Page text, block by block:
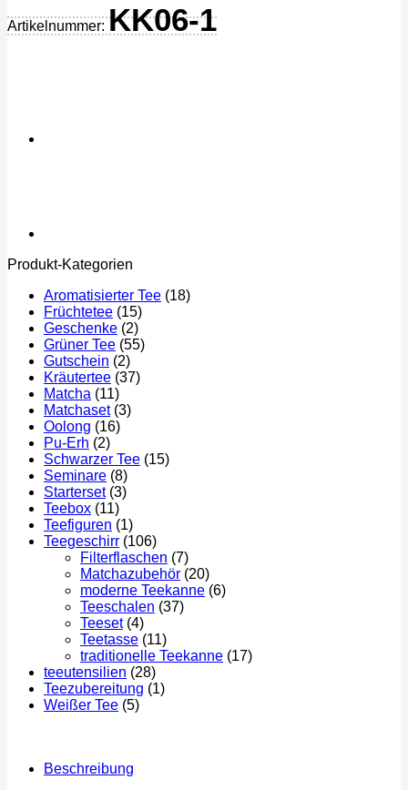
Artikelnummer: KK06-1
Produkt-Kategorien
Aromatisierter Tee (18)
Früchtetee (15)
Geschenke (2)
Grüner Tee (55)
Gutschein (2)
Kräutertee (37)
Matcha (11)
Matchaset (3)
Oolong (16)
Pu-Erh (2)
Schwarzer Tee (15)
Seminare (8)
Starterset (3)
Teebox (11)
Teefiguren (1)
Teegeschirr (106)
Filterflaschen (7)
Matchazubehör (20)
moderne Teekanne (6)
Teeschalen (37)
Teeset (4)
Teetasse (11)
traditionelle Teekanne (17)
teeutensilien (28)
Teezubereitung (1)
Weißer Tee (5)
Beschreibung